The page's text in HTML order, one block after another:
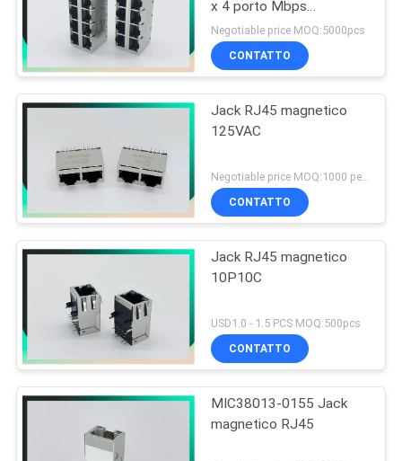
x 4 porto Mbps
10/100/1000
Negotiable price MOQ:5000pcs
CONTATTO
Jack RJ45 magnetico
125VAC
Negotiable price MOQ:1000 pezzi
CONTATTO
Jack RJ45 magnetico
10P10C
USD1.0 - 1.5 PCS MOQ:500pcs
CONTATTO
MIC38013-0155 Jack
magnetico RJ45